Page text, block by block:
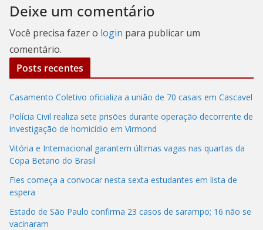
Deixe um comentário
Você precisa fazer o login para publicar um
comentário.
Posts recentes
Casamento Coletivo oficializa a união de 70 casais em Cascavel
Polícia Civil realiza sete prisões durante operação decorrente de
investigação de homicídio em Virmond
Vitória e Internacional garantem últimas vagas nas quartas da
Copa Betano do Brasil
Fies começa a convocar nesta sexta estudantes em lista de
espera
Estado de São Paulo confirma 23 casos de sarampo; 16 não se
vacinaram